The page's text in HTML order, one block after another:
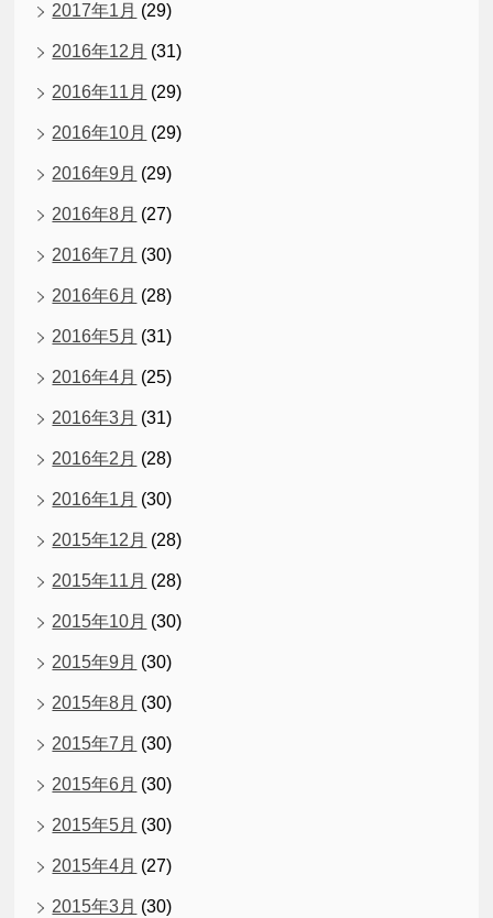
2017年1月 (29)
2016年12月 (31)
2016年11月 (29)
2016年10月 (29)
2016年9月 (29)
2016年8月 (27)
2016年7月 (30)
2016年6月 (28)
2016年5月 (31)
2016年4月 (25)
2016年3月 (31)
2016年2月 (28)
2016年1月 (30)
2015年12月 (28)
2015年11月 (28)
2015年10月 (30)
2015年9月 (30)
2015年8月 (30)
2015年7月 (30)
2015年6月 (30)
2015年5月 (30)
2015年4月 (27)
2015年3月 (30)